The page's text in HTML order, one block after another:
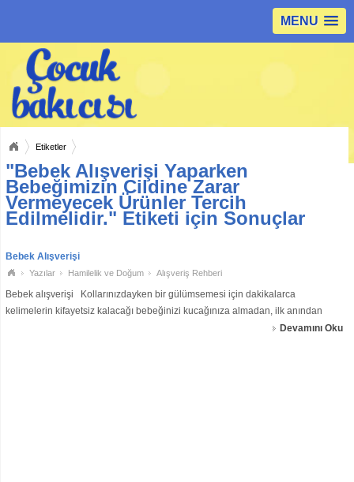
MENU
Etiketler
"Bebek Alışverişi Yaparken
Bebeğimizin Cildine Zarar
Vermeyecek Ürünler Tercih
Edilmelidir." Etiketi için Sonuçlar
Bebek Alışverişi
Yazılar Hamilelik ve Doğum Alışveriş Rehberi
Bebek alışverişi Kollarınızdayken bir gülümsemesi için dakikalarca
kelimelerin kifayetsiz kalacağı bebeğinizi kucağınıza almadan, ilk anından
ilerleyen aylara kadar kullanacağınız her şey için listeniz hazır mı? Değil mi!
Devamını Oku